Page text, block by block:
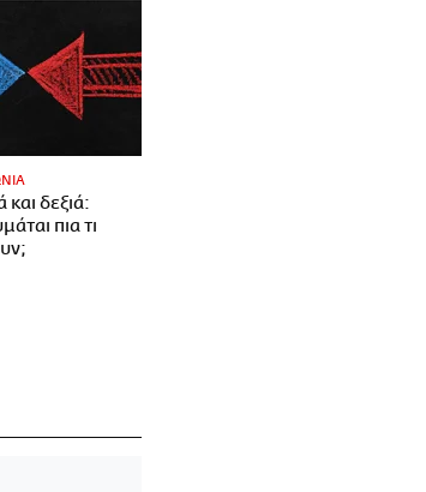
και δεξιά:
πια τι